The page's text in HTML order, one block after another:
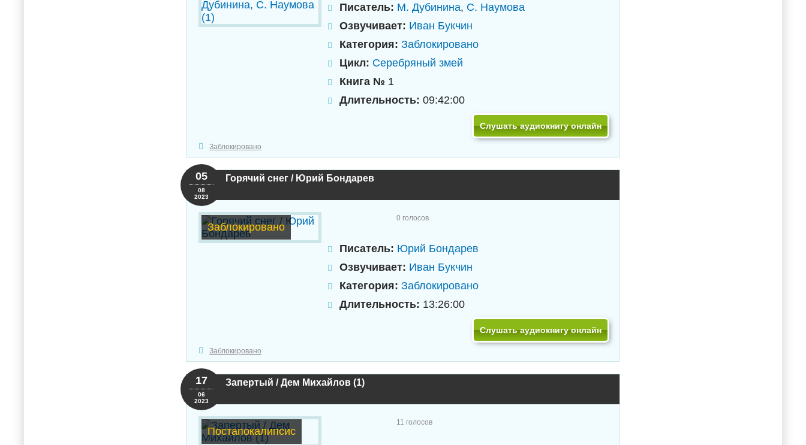
Писатель: М. Дубинина, С. Наумова
Озвучивает: Иван Букчин
Категория: Заблокировано
Цикл: Серебряный змей
Книга № 1
Длительность: 09:42:00
Слушать аудиокнигу онлайн
Заблокировано
Горячий снег / Юрий Бондарев
05
08
2023
Заблокировано
0 голосов
Писатель: Юрий Бондарев
Озвучивает: Иван Букчин
Категория: Заблокировано
Длительность: 13:26:00
Слушать аудиокнигу онлайн
Заблокировано
Запертый / Дем Михайлов (1)
17
06
2023
Постапокалипсис
11 голосов